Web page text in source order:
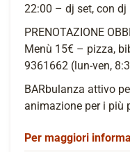
22:00 – dj set, con dj
PRENOTAZIONE
Menù 15€ – pizza,
9361662 (lun-ven,
BARbulanza attivo
animazione per i più
Per maggiori